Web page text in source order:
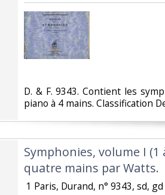
‎D. & F. 9343. Contient les
piano à 4 mains. Classification
‎Symphonies, volume I
quatre mains par Watts.‎
1 Paris, Durand, n° 9343, sd,